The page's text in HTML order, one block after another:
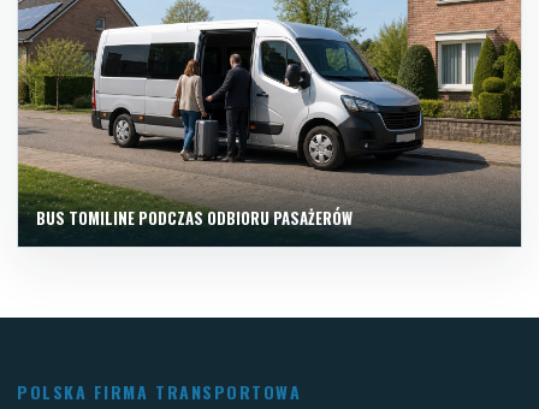
BUS TOMILINE PODCZAS ODBIORU PASAŻERÓW
POLSKA FIRMA TRANSPORTOWA